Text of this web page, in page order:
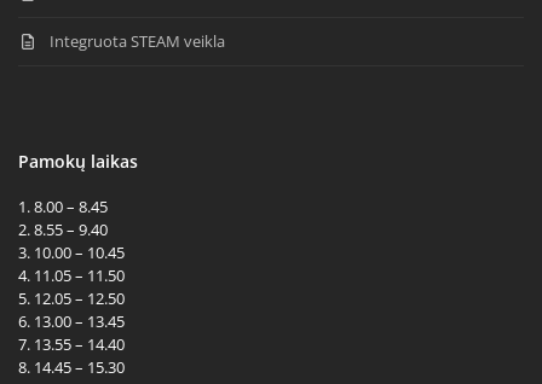
Integruota STEAM veikla
Pamokų laikas
1. 8.00 – 8.45
2. 8.55 – 9.40
3. 10.00 – 10.45
4. 11.05 – 11.50
5. 12.05 – 12.50
6. 13.00 – 13.45
7. 13.55 – 14.40
8. 14.45 – 15.30